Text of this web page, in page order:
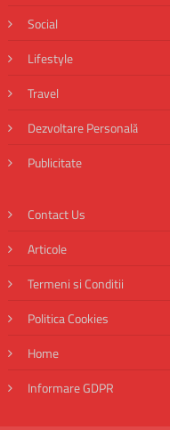
Social
Lifestyle
Travel
Dezvoltare Personală
Publicitate
Contact Us
Articole
Termeni si Conditii
Politica Cookies
Home
Informare GDPR